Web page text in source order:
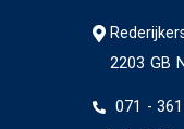
2203 GB
071 -